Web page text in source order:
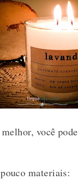
você
materiais: